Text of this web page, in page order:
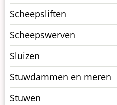
Scheepsliften
Scheepswerven
Sluizen
Stuwdammen en meren
Stuwen